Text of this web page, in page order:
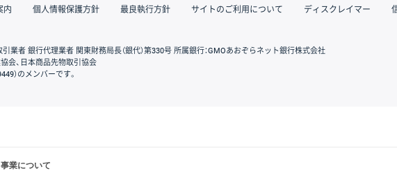
内 個人情報保護方針 最良執行方針 サイトのご利用について ディスクレイマー
業者 銀行代理業者 関東財務局長（銀代）第330号 所属銀行：GMOあおぞらネット銀行株式会社
会、日本商品先物取引協会
）のメンバーです。
業について